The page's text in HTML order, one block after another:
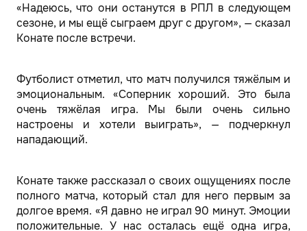
«Надеюсь, что они останутся в РПЛ в следующем
сезоне, и мы ещё сыграем друг с другом», — сказал
Конате после встречи.
Футболист отметил, что матч получился тяжёлым и
эмоциональным. «Соперник хороший. Это была
очень тяжёлая игра. Мы были очень сильно
настроены и хотели выиграть», — подчеркнул
нападающий.
Конате также рассказал о своих ощущениях после
полного матча, который стал для него первым за
долгое время. «Я давно не играл 90 минут. Эмоции
положительные. У нас осталась ещё одна игра,